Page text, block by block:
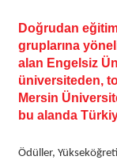
Doğrudan
gruplarına
alan Engelsiz
üniversiteden,
Mersin
bu alanda
Ödüller,